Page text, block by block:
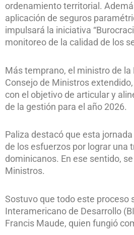
ordenamiento territorial.
aplicación de seguros
impulsará la iniciativa
monitoreo de la calidad de los
Más temprano, el ministro de
Consejo de Ministros
con el objetivo de articular y
de la gestión para el año 2026.
Paliza destacó que esta
de los esfuerzos por lograr una
dominicanos. En ese sentido,
Ministros.
Sostuvo que todo este proceso
Interamericano de Desarrollo
Francis Maude, quien fungió